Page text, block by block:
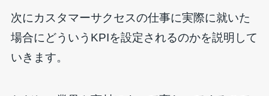
次にカスタマーサクセスの仕事に実際に就いた
場合にどういうKPIを設定されるのかを説明して
いきます。